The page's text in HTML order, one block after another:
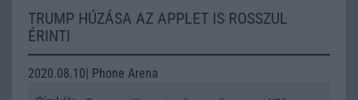
TRUMP HÚZÁSA AZ APPLET IS ROSSZUL
ÉRINTI
2020.08.10| Phone Arena